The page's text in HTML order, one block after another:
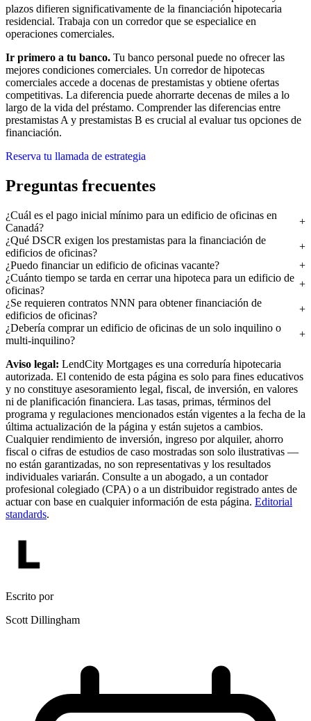
plazos difieren significativamente de la financiación hipotecaria
residencial. Trabaja con un corredor que se especialice en
operaciones comerciales.
Ir primero a tu banco. Tu banco personal puede no ofrecer las
mejores condiciones comerciales. Un corredor de hipotecas
comerciales accede a docenas de prestamistas y obtiene ofertas
competitivas. La diferencia puede ahorrarte decenas de miles a lo
largo de la vida del préstamo. Comprender las diferencias entre
prestamistas A y prestamistas B es crucial al evaluar tus opciones de
financiación.
Reserva tu llamada de estrategia
Preguntas frecuentes
¿Cuál es el pago inicial mínimo para un edificio de oficinas en
Canadá?
¿Qué DSCR exigen los prestamistas para la financiación de
edificios de oficinas?
¿Puedo financiar un edificio de oficinas vacante?
¿Cuánto tiempo se tarda en cerrar una hipoteca para un edificio de
oficinas?
¿Se requieren contratos NNN para obtener financiación de
edificios de oficinas?
¿Debería comprar un edificio de oficinas de un solo inquilino o
multi-inquilino?
Aviso legal: LendCity Mortgages es una correduría hipotecaria
autorizada. El contenido de esta página es solo para fines educativos
y no constituye asesoramiento legal, fiscal, de inversión, en valores
ni de planificación financiera. Las tasas, primas, términos del
programa y regulaciones mencionados están vigentes a la fecha de la
última actualización de la página y están sujetos a cambios.
Cualquier rendimiento de inversión, ingreso por alquiler, ahorro
fiscal o cifras de estudios de caso mostradas son solo ilustrativas —
no están garantizadas, no son representativas y los resultados
individuales variarán. Consulte a un abogado, a un contador
profesional colegiado (CPA) o a un distribuidor registrado antes de
actuar con base en cualquier información de esta página. Editorial
standards.
Escrito por
Scott Dillingham